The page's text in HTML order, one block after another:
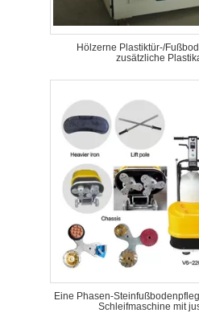
Hölzerne Plastiktür-/
zusätzliche
Eine Phasen-
Schleifmaschine mit